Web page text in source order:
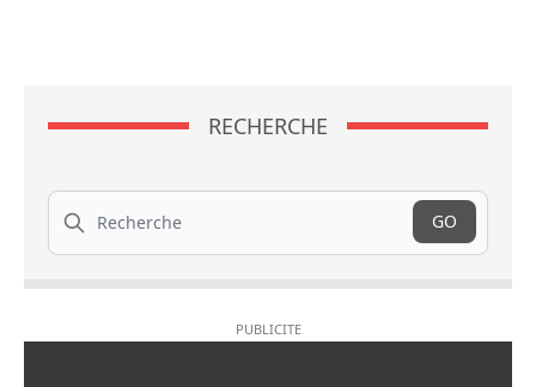
RECHERCHE
Recherche
GO